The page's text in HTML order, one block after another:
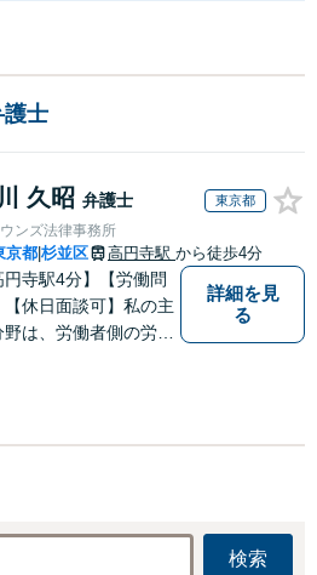
護士
久昭 弁護士 東京都
ンズ法律事務所
京都 杉並区 高円寺駅 から徒歩4分
円寺駅4分】【労働問
【休日面談可】私の主
は、労働者側の労働
詳細を見
る
検索